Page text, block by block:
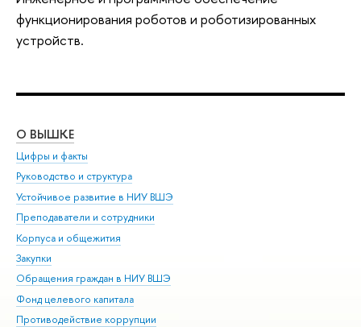
функционирования роботов и роботизированных
устройств.
О ВЫШКЕ
Цифры и факты
Руководство и структура
Устойчивое развитие в НИУ ВШЭ
Преподаватели и сотрудники
Корпуса и общежития
Закупки
Обращения граждан в НИУ ВШЭ
Фонд целевого капитала
Противодействие коррупции